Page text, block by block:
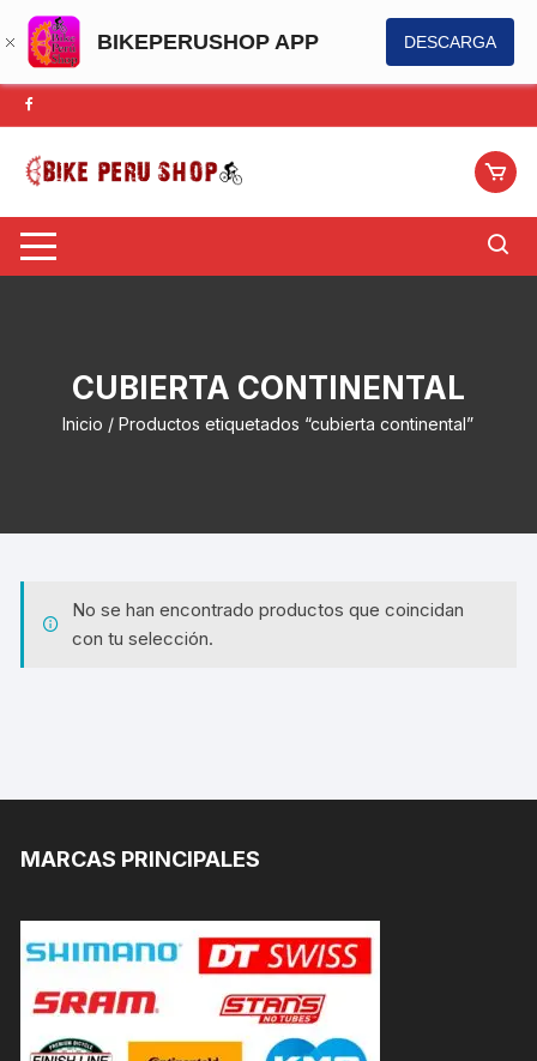
BIKEPERUSHOP APP DESCARGA
Saltar
al
contenido
CUBIERTA CONTINENTAL
Inicio / Productos etiquetados “cubierta continental”
No se han encontrado productos que coincidan
con tu selección.
MARCAS PRINCIPALES